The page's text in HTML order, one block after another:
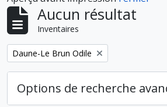
Aucun résultat
Inventaires
Remove filter:
Daune-Le Brun Odile
Options de recherche